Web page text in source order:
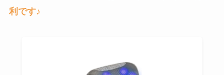
利です♪